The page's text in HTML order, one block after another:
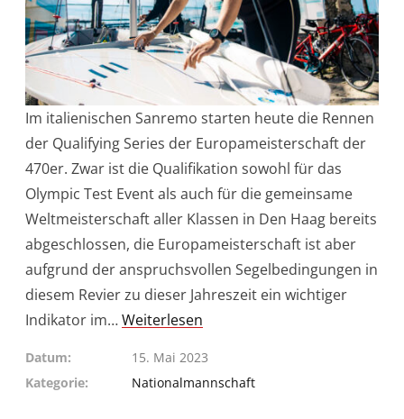
Im italienischen Sanremo starten heute die Rennen
der Qualifying Series der Europameisterschaft der
470er. Zwar ist die Qualifikation sowohl für das
Olympic Test Event als auch für die gemeinsame
Weltmeisterschaft aller Klassen in Den Haag bereits
abgeschlossen, die Europameisterschaft ist aber
aufgrund der anspruchsvollen Segelbedingungen in
diesem Revier zu dieser Jahreszeit ein wichtiger
Indikator im…Weiterlesen
Datum
15. Mai 2023
Kategorie
Nationalmannschaft